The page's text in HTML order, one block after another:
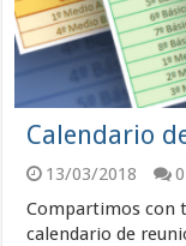
Calendario
13/03/2018
0
Compartimos con
calendario de